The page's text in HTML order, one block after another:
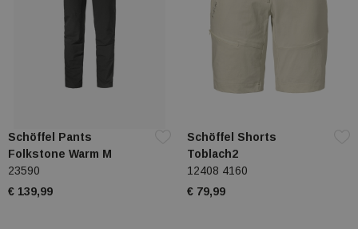
Schöffel Pants
Folkstone Warm M
23590
€ 139,99
Schöffel Shorts
Toblach2
12408 4160
€ 79,99